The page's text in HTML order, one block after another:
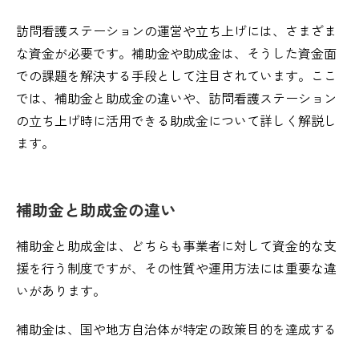
訪問看護ステーションの運営や立ち上げには、さまざま
な資金が必要です。補助金や助成金は、そうした資金面
での課題を解決する手段として注目されています。ここ
では、補助金と助成金の違いや、訪問看護ステーション
の立ち上げ時に活用できる助成金について詳しく解説し
ます。
補助金と助成金の違い
補助金と助成金は、どちらも事業者に対して資金的な支
援を行う制度ですが、その性質や運用方法には重要な違
いがあります。
補助金は、国や地方自治体が特定の政策目的を達成する